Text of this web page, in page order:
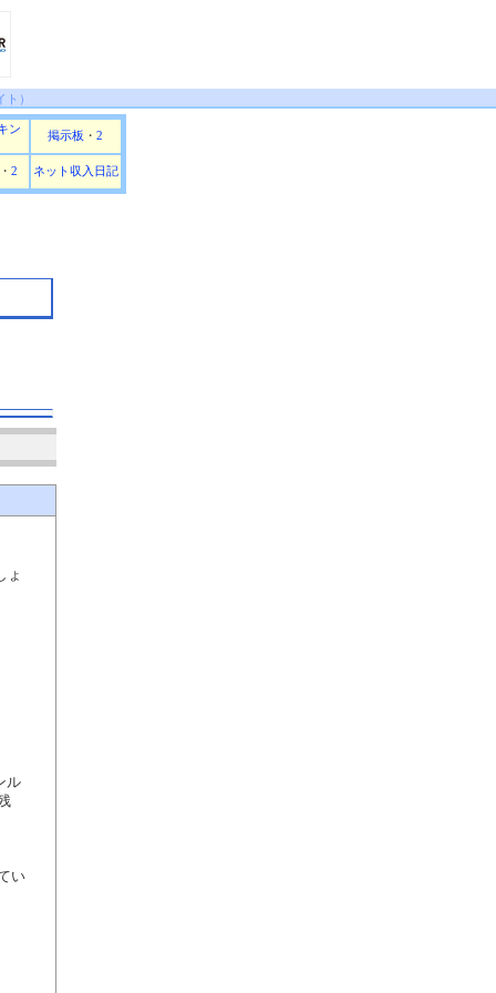
）
ン 掲示板 ・ 2
・ 2 ネット収入日記
ょ
ル
い